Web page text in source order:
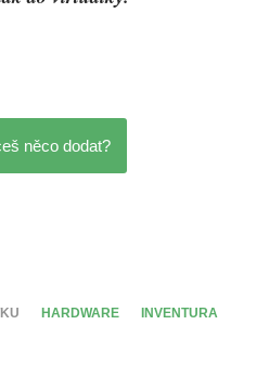
něco dodat?
HARDWARE
INVENTURA